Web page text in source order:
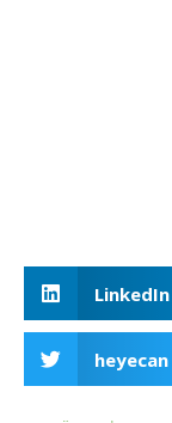
LinkedIn
heyecan